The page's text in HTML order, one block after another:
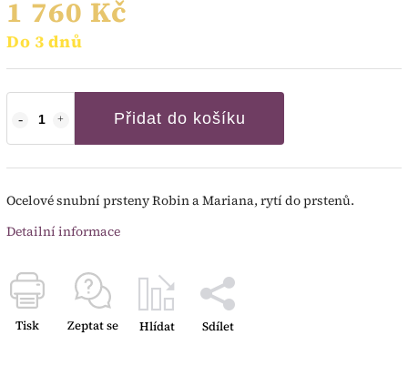
1 760 Kč
Do 3 dnů
Přidat do košíku
Ocelové snubní prsteny Robin a Mariana, rytí do prstenů.
Detailní informace
Tisk Zeptat se Hlídat Sdílet